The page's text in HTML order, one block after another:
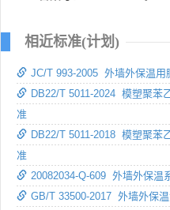
相近标准(计划)
JC/T 993-2005 外墙外保温用
DB22/T 5011-2024 模塑聚苯
准
DB22/T 5011-2018 模塑聚苯
准
20082034-Q-609 外墙外保温
GB/T 33500-2017 外墙外保